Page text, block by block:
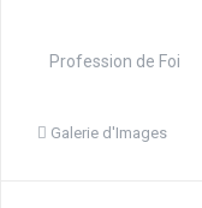
Profession de Foi
Galerie d'Images